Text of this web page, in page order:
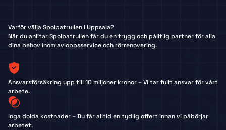
Varför välja Spolpatrullen i Uppsala?
När du anlitar Spolpatrullen får du en trygg och pålitlig partner för alla
dina behov inom avloppsservice och rörrenovering.
Ansvarsförsäkring upp till 10 miljoner kronor – Vi tar fullt ansvar för vårt
arbete.
Inga dolda kostnader – Du får alltid en tydlig offert innan vi påbörjar
arbetet.